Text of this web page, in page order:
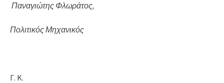
Παναγιώτης Φλωράτος,
Πολιτικός Μηχανικός
Γ. Κ.